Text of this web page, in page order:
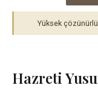
Yüksek
Hazreti